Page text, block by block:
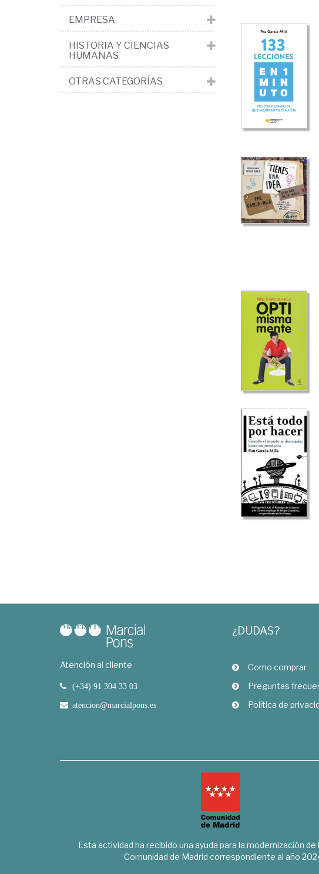
EMPRESA
HISTORIA Y CIENCIAS
HUMANAS
OTRAS CATEGORÍAS
Atención al cliente
(+34) 91 304 33 03
atencion@marcialpons.es
¿DUDAS?
Como comprar
Preguntas
Política de
Esta actividad ha recibido una ayuda para la modernización de
Comunidad de Madrid correspondiente al año